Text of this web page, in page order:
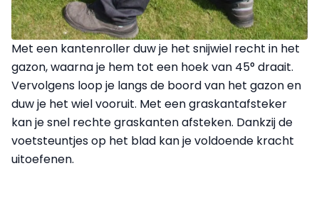
Met een kantenroller duw je het snijwiel recht in het
gazon, waarna je hem tot een hoek van 45° draait.
Vervolgens loop je langs de boord van het gazon en
duw je het wiel vooruit. Met een graskantafsteker
kan je snel rechte graskanten afsteken. Dankzij de
voetsteuntjes op het blad kan je voldoende kracht
uitoefenen.